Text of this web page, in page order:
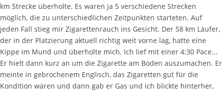
km Strecke überholte. Es waren ja 5 verschiedene Strecken
möglich, die zu unterschiedlichen Zeitpunkten starteten. Auf
jeden Fall stieg mir Zigarettenrauch ins Gesicht. Der 58 km Läufer,
der in der Platzierung aktuell richtig weit vorne lag, hatte eine
Kippe im Mund und überholte mich. Ich lief mit einer 4:30 Pace...
Er hielt dann kurz an um die Zigarette am Boden auszumachen. Er
meinte in gebrochenem Englisch, das Zigaretten gut für die
Kondition wären und dann gab er Gas und ich blickte hinterher,